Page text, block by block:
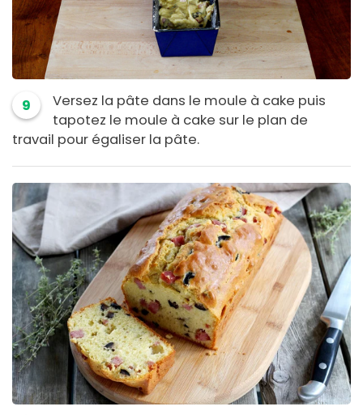
9
Versez la pâte dans le moule à cake puis
tapotez le moule à cake sur le plan de
travail pour égaliser la pâte.